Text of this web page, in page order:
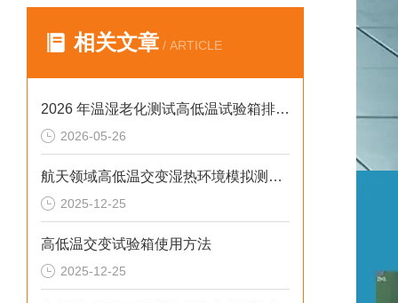
相关文章 / ARTICLE
2026 年温湿老化测试高低温试验箱排行榜：破解精度差、数据无效等行业痛点
2026-05-26
航天领域高低温交变湿热环境模拟测试解决方案
2025-12-25
高低温交变试验箱使用方法
2025-12-25